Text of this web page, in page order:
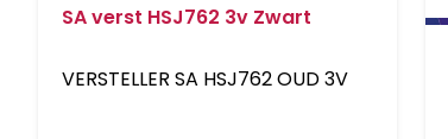
SA verst HSJ762 3v Zwart
VERSTELLER SA HSJ762 OUD 3V